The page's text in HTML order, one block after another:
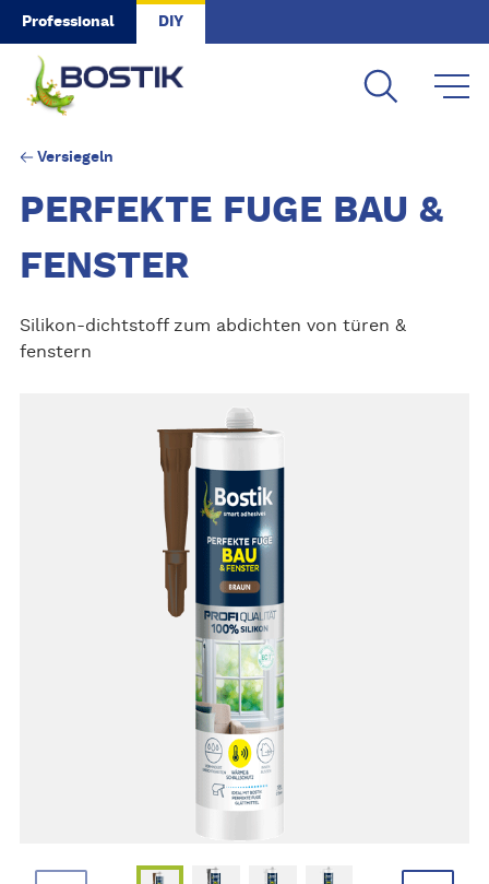
Skip to main content
Professional DIY
Versiegeln
PERFEKTE FUGE BAU &
FENSTER
Silikon-dichtstoff zum abdichten von türen &
fenstern